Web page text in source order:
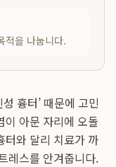
적을 나눕니다.
흉터’ 때문에 고민
이 아문 자리에 오돌
터와 달리 치료가 까
레스를 안겨줍니다.